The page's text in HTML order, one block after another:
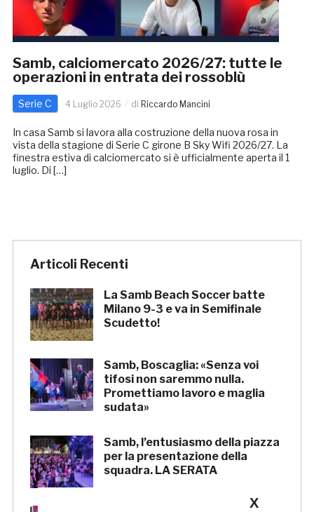
Samb, calciomercato 2026/27: tutte le
operazioni in entrata dei rossoblù
Serie C 4 Luglio 2026 di Riccardo Mancini
In casa Samb si lavora alla costruzione della nuova rosa in
vista della stagione di Serie C girone B Sky Wifi 2026/27. La
finestra estiva di calciomercato si è ufficialmente aperta il 1
luglio. Di […]
Articoli Recenti
La Samb Beach Soccer batte
Milano 9-3 e va in Semifinale
Scudetto!
Samb, Boscaglia: «Senza voi
tifosi non saremmo nulla.
Promettiamo lavoro e maglia
sudata»
Samb, l’entusiasmo della piazza
per la presentazione della
squadra. LA SERATA
X